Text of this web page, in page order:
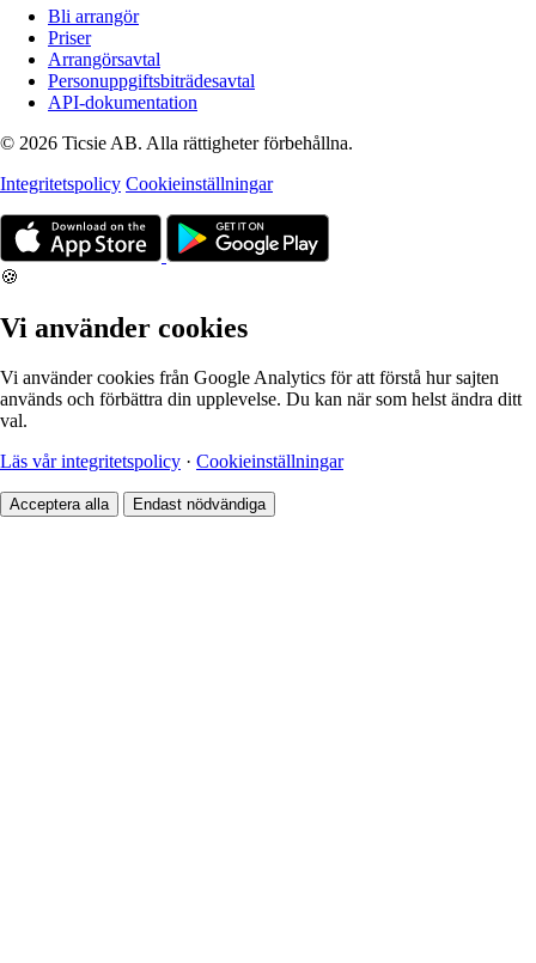
Bli arrangör
Priser
Arrangörsavtal
Personuppgiftsbiträdesavtal
API-dokumentation
© 2026 Ticsie AB. Alla rättigheter förbehållna.
Integritetspolicy Cookieinställningar
🍪
Vi använder cookies
Vi använder cookies från Google Analytics för att förstå hur sajten
används och förbättra din upplevelse. Du kan när som helst ändra ditt
val.
Läs vår integritetspolicy · Cookieinställningar
Acceptera alla Endast nödvändiga